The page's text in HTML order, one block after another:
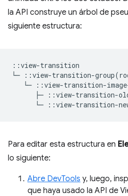
la API construye un árbol de
siguiente estructura:
::view-transition
└─ ::view-transition-
└─ ::view-transition-
├─ ::view-transition-
Para editar esta estructura en
lo siguiente:
Abre DevTools y, luego,
que haya usado la API de